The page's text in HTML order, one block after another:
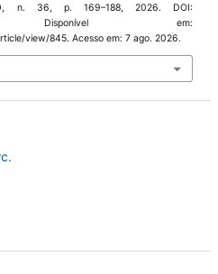
n. 36, p. 169–188, 2026. DOI:
Disponível em:
view/845. Acesso em: 7 ago. 2026.